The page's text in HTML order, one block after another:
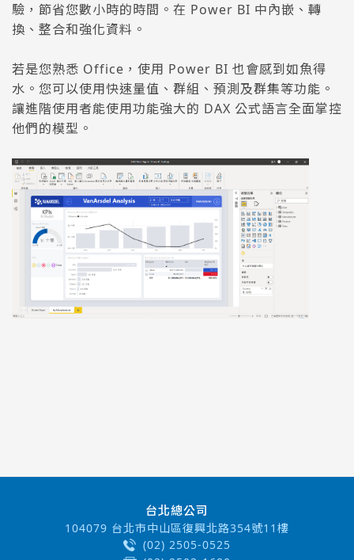
驗，節省您數小時的時間。在 Power BI 中內嵌、轉
換、整合和強化資料。
若是您熟悉 Office，使用 Power BI 也會感到如魚得
水。您可以使用快速量值、群組、預測及群集等功能。
讓進階使用者能使用功能強大的 DAX 公式語言全面掌控
他們的模型。
台北總公司
104079 台北市中山區復興北路354號11樓
(02) 2505-0525